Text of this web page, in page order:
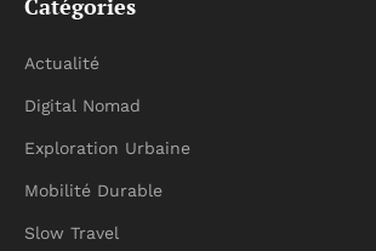
Catégories
Actualité
Digital Nomad
Exploration Urbaine
Mobilité Durable
Slow Travel